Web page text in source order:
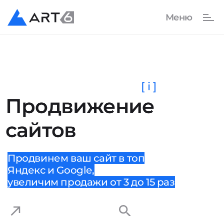
Продвижение
сайтов
[ i ]
Продвинем ваш сайт в топ
Яндекс и Google,
увеличим продажи от 3 до 15 раз